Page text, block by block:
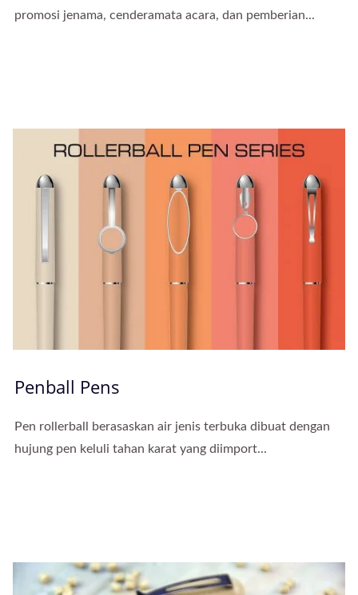
promosi jenama, cenderamata acara, dan pemberian...
Penball Pens
Pen rollerball berasaskan air jenis terbuka dibuat dengan
hujung pen keluli tahan karat yang diimport...